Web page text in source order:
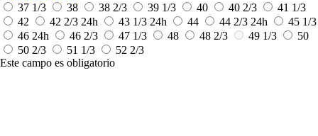
37 1/3
38 38 2/3 39 1/3 40 40 2/3
41 1/3
42
42 2/3 24h 43 1/3 24h 44 44 2/3 24h
45 1/3
46 24h 46 2/3 47 1/3 48 48 2/3 49 1/3
50
50 2/3
51 1/3
52 2/3
Este campo es obligatorio